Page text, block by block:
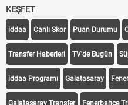
KEŞFET
iddaa Canlı Skor Puan Durumu
Transfer Haberleri TV'de Bugün
iddaa Programı Galatasaray